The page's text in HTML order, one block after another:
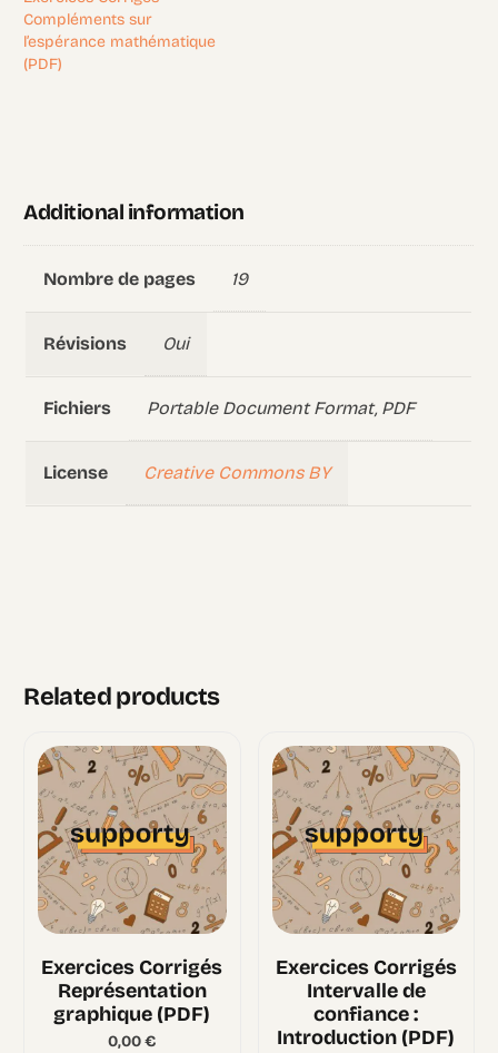
Compléments sur
l’espérance mathématique
(PDF)
Additional information
Nombre de pages 19
Révisions Oui
Fichiers Portable Document Format, PDF
License Creative Commons BY
Related products
Exercices Corrigés
Représentation
graphique (PDF)
0,00€
Exercices Corrigés
Intervalle de
confiance :
Introduction (PDF)